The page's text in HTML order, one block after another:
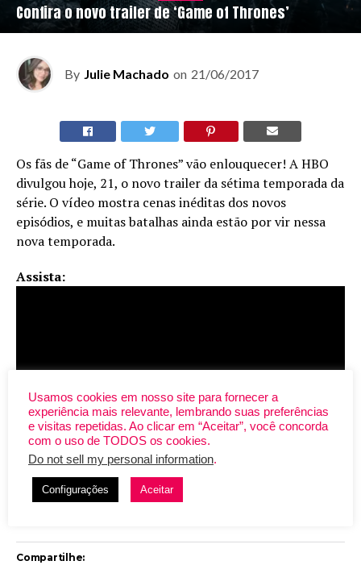
Confira o novo trailer de ‘Game of Thrones’
By Julie Machado on 21/06/2017
Os fãs de “Game of Thrones” vão enlouquecer! A HBO
divulgou hoje, 21, o novo trailer da sétima temporada da
série. O vídeo mostra cenas inéditas dos novos
episódios, e muitas batalhas ainda estão por vir nessa
nova temporada.
Assista:
A sétima temporada de GOT estréia no dia 16 de julho,
Compartilhe:
Usamos cookies em nosso site para fornecer a
experiência mais relevante, lembrando suas preferências
e visitas repetidas. Ao clicar em “Aceitar”, você concorda
com o uso de TODOS os cookies.
Do not sell my personal information.
Configurações Aceitar